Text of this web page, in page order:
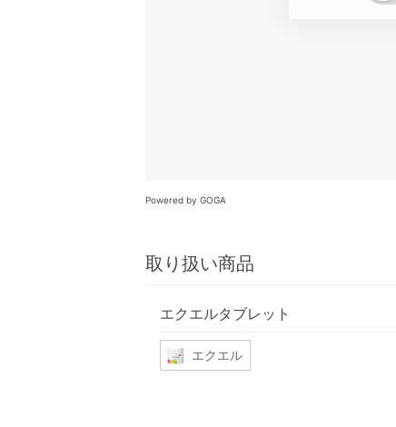
Powered by GOGA
取り扱い商品
エクエルタブレット
エクエル